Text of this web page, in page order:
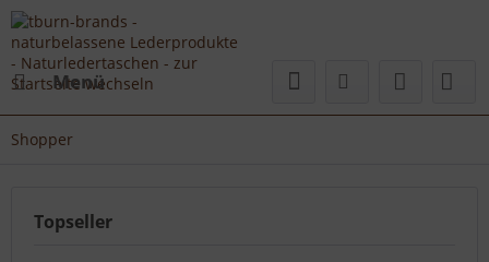
Menü
Shopper
Topseller